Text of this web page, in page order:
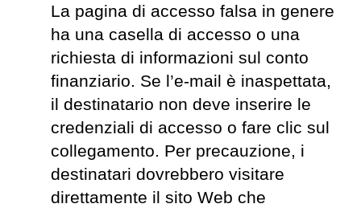
La pagina di accesso falsa in genere
ha una casella di accesso o una
richiesta di informazioni sul conto
finanziario. Se l’e-mail è inaspettata,
il destinatario non deve inserire le
credenziali di accesso o fare clic sul
collegamento. Per precauzione, i
destinatari dovrebbero visitare
direttamente il sito Web che